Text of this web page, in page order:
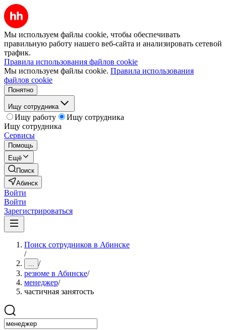
Мы используем файлы cookie, чтобы обеспечивать
правильную работу нашего веб-сайта и анализировать сетевой
трафик.
Правила использования файлов cookie
Мы используем файлы cookie. Правила использования
файлов cookie
Понятно
Ищу сотрудника
Ищу работу
Ищу сотрудника
Ищу сотрудника
Сервисы
Помощь
Ещё
Поиск
Абинск
Войти
Войти
Зарегистрироваться
Поиск сотрудников в Абинске
/
... /
резюме в Абинске/
менеджер/
частичная занятость